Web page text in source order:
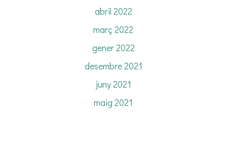
abril 2022
març 2022
gener 2022
desembre 2021
juny 2021
maig 2021